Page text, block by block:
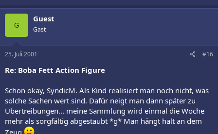
G
Guest
Gast
25. Juli 2001 #16
Re: Boba Fett Action Figure
Schon okay, SyndicM. Als Kind realisiert man noch nicht, was
solche Sachen wert sind. Dafür neigt man dann später zu
Übertreibungen... meine Sammlung wird einmal die Woche
mehr als sorgfältig abgestaubt *g* Man hängt halt an dem
Zeug